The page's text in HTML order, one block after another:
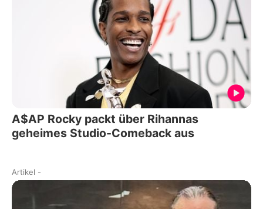
A$AP Rocky packt über Rihannas
geheimes Studio-Comeback aus
Artikel -